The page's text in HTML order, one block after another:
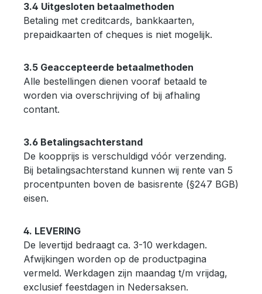
3.4 Uitgesloten betaalmethoden
Betaling met creditcards, bankkaarten,
prepaidkaarten of cheques is niet mogelijk.
3.5 Geaccepteerde betaalmethoden
Alle bestellingen dienen vooraf betaald te
worden via overschrijving of bij afhaling
contant.
3.6 Betalingsachterstand
De koopprijs is verschuldigd vóór verzending.
Bij betalingsachterstand kunnen wij rente van 5
procentpunten boven de basisrente (§247 BGB)
eisen.
4. LEVERING
De levertijd bedraagt ca. 3-10 werkdagen.
Afwijkingen worden op de productpagina
vermeld. Werkdagen zijn maandag t/m vrijdag,
exclusief feestdagen in Nedersaksen.